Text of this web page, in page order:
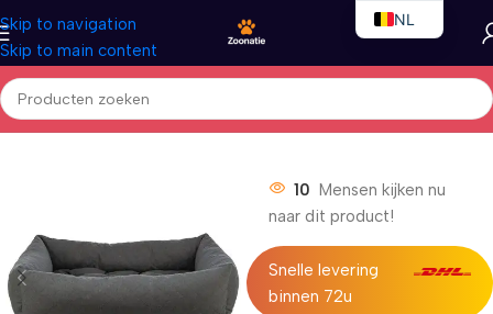
Skip to navigation
Skip to main content
Home/Honden/Hondenbedden
10 Mensen kijken nu
naar dit product!
Snelle levering
binnen 72u
NL